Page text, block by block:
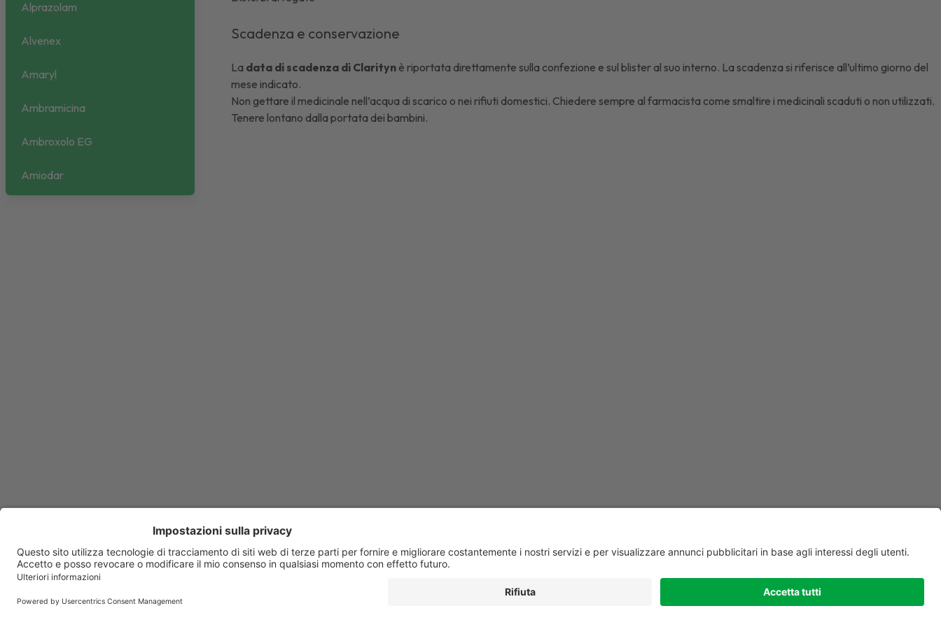
Alprazolam
Alvenex
Amaryl
Ambramicina
Ambroxolo EG
Amiodar
Angeliq
Angiox
Scadenza e conservazione
La data di scadenza di Clarityn è riportata direttamente sulla confezione e sul blister al suo interno. La scadenza si riferisce all’ultimo giorno del
mese indicato.
Non gettare il medicinale nell’acqua di scarico o nei rifiuti domestici. Chiedere sempre al farmacista come smaltire i medicinali scaduti o non utilizzati.
Tenere lontano dalla portata dei bambini.